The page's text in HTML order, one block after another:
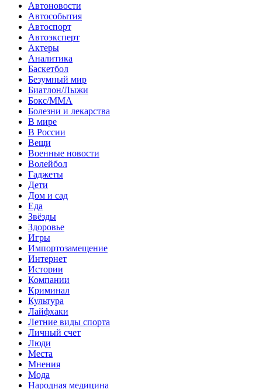
Автоновости
Автособытия
Автоспорт
Автоэксперт
Актеры
Аналитика
Баскетбол
Безумный мир
Биатлон/Лыжи
Бокс/MMA
Болезни и лекарства
В мире
В России
Вещи
Военные новости
Волейбол
Гаджеты
Дети
Дом и сад
Еда
Звёзды
Здоровье
Игры
Импортозамещение
Интернет
Истории
Компании
Криминал
Культура
Лайфхаки
Летние виды спорта
Личный счет
Люди
Места
Мнения
Мода
Народная медицина